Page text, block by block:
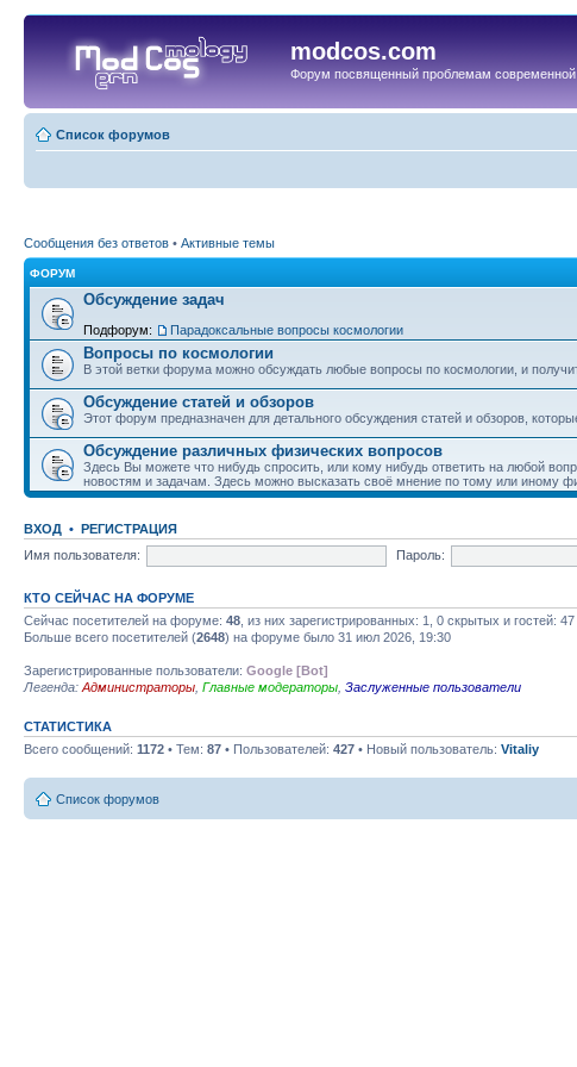
modcos.com
Форум посвященный проблемам современной
Список форумов
Сообщения без ответов • Активные темы
ФОРУМ
Обсуждение задач
Подфорум: Парадоксальные вопросы космологии
Вопросы по космологии
В этой ветки форума можно обсуждать любые вопросы по космологии, и
Обсуждение статей и обзоров
Этот форум предназначен для детального обсуждения статей и обзоров,
Обсуждение различных физических вопросов
Здесь Вы можете что нибудь спросить, или кому нибудь ответить на любой
новостям и задачам. Здесь можно высказать своё мнение по тому или иному
ВХОД • РЕГИСТРАЦИЯ
Имя пользователя:
Пароль:
КТО СЕЙЧАС НА ФОРУМЕ
Сейчас посетителей на форуме: 48 , из них зарегистрированных: 1, 0 скрытых и гостей:
Больше всего посетителей (2648) на форуме было 31 июл 2026, 19:30
Зарегистрированные пользователи: Google [Bot]
Легенда: Администраторы Главные модераторы Заслуженные пользователи
СТАТИСТИКА
Всего сообщений: 1172 • Тем: 87 • Пользователей: 427 • Новый пользователь: Vitaliy
Список форумов